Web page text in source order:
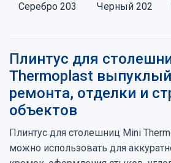
Серебро 203 Черный 202
Плинтус для
Thermoplast
ремонта, отделки и
объектов
Плинтус для столешниц Mini
можно использовать для